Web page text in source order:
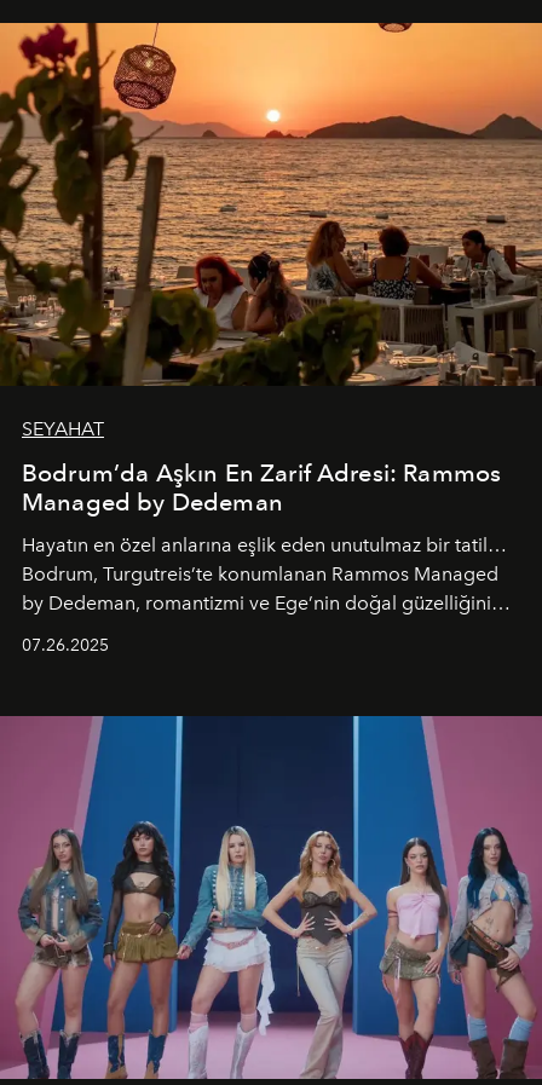
SEYAHAT
Bodrum’da Aşkın En Zarif Adresi: Rammos
Managed by Dedeman
Hayatın en özel anlarına eşlik eden unutulmaz bir tatil…
Bodrum, Turgutreis’te konumlanan Rammos Managed
by Dedeman, romantizmi ve Ege’nin doğal güzelliğini
07.26.2025